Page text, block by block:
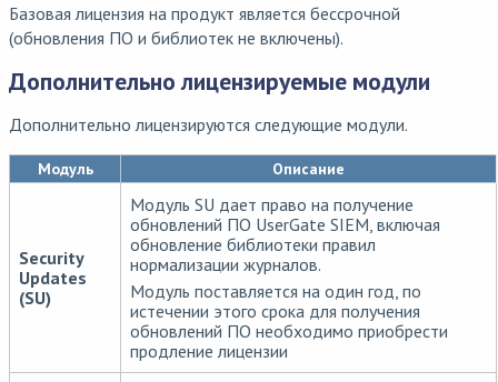
Базовая лицензия на продукт является бессрочной
(обновления ПО и библиотек не включены).
Дополнительно лицензируемые модули
Дополнительно лицензируются следующие модули.
Модуль Описание
Security
Updates
(SU)
Модуль SU дает право на получение
обновлений ПО UserGate SIEM, включая
обновление библиотеки правил
нормализации журналов.
Модуль поставляется на один год, по
истечении этого срока для получения
обновлений ПО необходимо приобрести
продление лицензии